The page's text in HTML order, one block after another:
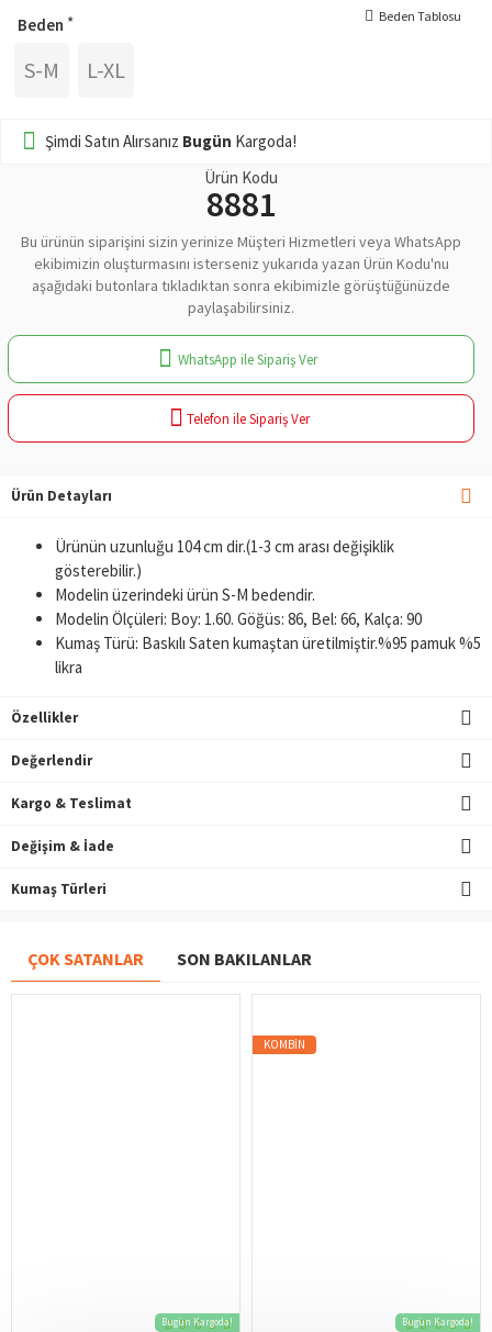
Beden
S-M L-XL
Beden Tablosu
Şimdi Satın Alırsanız Bugün Kargoda!
Ürün Kodu
8881
Bu ürünün siparişini sizin yerinize Müşteri Hizmetleri veya WhatsApp
ekibimizin oluşturmasını isterseniz yukarıda yazan Ürün Kodu'nu
aşağıdaki butonlara tıkladıktan sonra ekibimizle görüştüğünüzde
paylaşabilirsiniz.
WhatsApp ile Sipariş Ver
Telefon ile Sipariş Ver
Ürün Detayları
Ürünün uzunluğu 104 cm dir.(1-3 cm arası değişiklik
gösterebilir.)
Modelin üzerindeki ürün S-M bedendir.
Modelin Ölçüleri: Boy: 1.60. Göğüs: 86, Bel: 66, Kalça: 90
Kumaş Türü: Baskılı Saten kumaştan üretilmiştir.%95 pamuk %5
likra
Özellikler
Değerlendir
Kargo & Teslimat
Değişim & İade
Kumaş Türleri
ÇOK SATANLAR SON BAKILANLAR
Bugün Kargoda! Bugün Kargoda!
KOMBIN